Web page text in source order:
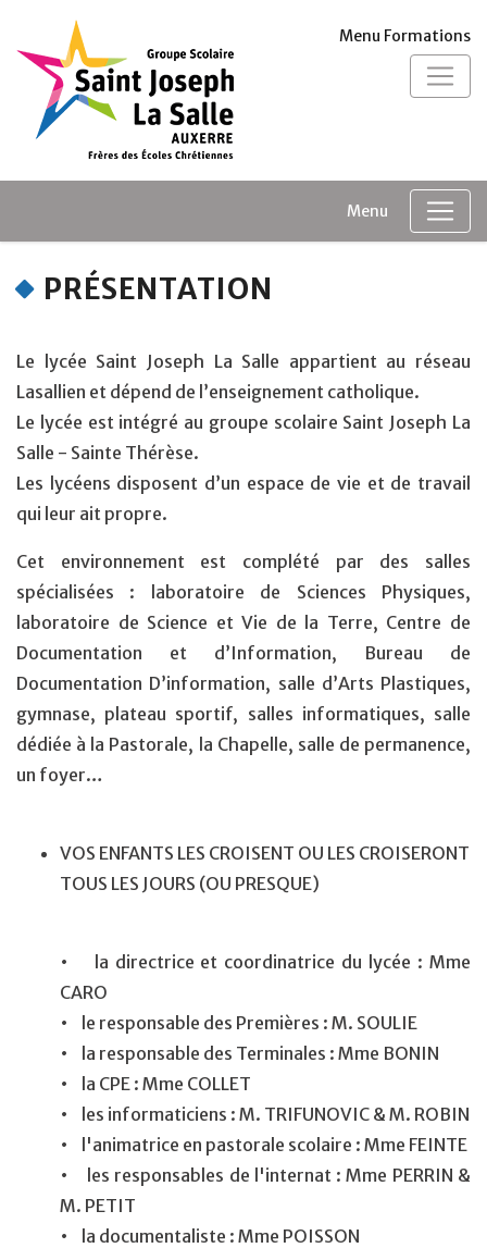
Menu Formations
Menu
PRÉSENTATION
Le lycée Saint Joseph La Salle appartient au réseau
Lasallien et dépend de l’enseignement catholique.
Le lycée est intégré au groupe scolaire Saint Joseph La
Salle - Sainte Thérèse.
Les lycéens disposent d’un espace de vie et de travail
qui leur ait propre.
Cet environnement est complété par des salles
spécialisées : laboratoire de Sciences Physiques,
laboratoire de Science et Vie de la Terre, Centre de
Documentation et d’Information, Bureau de
Documentation D’information, salle d’Arts Plastiques,
gymnase, plateau sportif, salles informatiques, salle
dédiée à la Pastorale, la Chapelle, salle de permanence,
un foyer…
VOS ENFANTS LES CROISENT OU LES CROISERONT
TOUS LES JOURS (OU PRESQUE)
• la directrice et coordinatrice du lycée : Mme
CARO
• le responsable des Premières : M. SOULIE
• la responsable des Terminales : Mme BONIN
• la CPE : Mme COLLET
• les informaticiens : M. TRIFUNOVIC & M. ROBIN
• l'animatrice en pastorale scolaire : Mme FEINTE
• les responsables de l'internat : Mme PERRIN &
M. PETIT
• la documentaliste : Mme POISSON